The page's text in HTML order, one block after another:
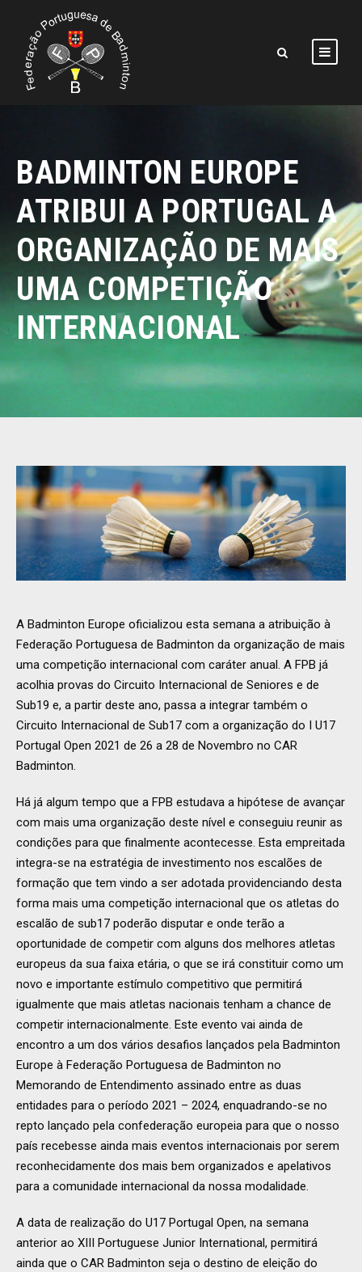
BADMINTON EUROPE
ATRIBUI A PORTUGAL A
ORGANIZAÇÃO DE MAIS
UMA COMPETIÇÃO
INTERNACIONAL
A Badminton Europe oficializou esta semana a atribuição à
Federação Portuguesa de Badminton da organização de mais
uma competição internacional com caráter anual. A FPB já
acolhia provas do Circuito Internacional de Seniores e de
Sub19 e, a partir deste ano, passa a integrar também o
Circuito Internacional de Sub17 com a organização do I U17
Portugal Open 2021 de 26 a 28 de Novembro no CAR
Badminton.
Há já algum tempo que a FPB estudava a hipótese de avançar
com mais uma organização deste nível e conseguiu reunir as
condições para que finalmente acontecesse. Esta empreitada
integra-se na estratégia de investimento nos escalões de
formação que tem vindo a ser adotada providenciando desta
forma mais uma competição internacional que os atletas do
escalão de sub17 poderão disputar e onde terão a
oportunidade de competir com alguns dos melhores atletas
europeus da sua faixa etária, o que se irá constituir como um
novo e importante estímulo competitivo que permitirá
igualmente que mais atletas nacionais tenham a chance de
competir internacionalmente. Este evento vai ainda de
encontro a um dos vários desafios lançados pela Badminton
Europe à Federação Portuguesa de Badminton no
Memorando de Entendimento assinado entre as duas
entidades para o período 2021 – 2024, enquadrando-se no
repto lançado pela confederação europeia para que o nosso
país recebesse ainda mais eventos internacionais por serem
reconhecidamente dos mais bem organizados e apelativos
para a comunidade internacional da nossa modalidade.
A data de realização do U17 Portugal Open, na semana
anterior ao XIII Portuguese Junior International, permitirá
ainda que o CAR Badminton seja o destino de eleição do